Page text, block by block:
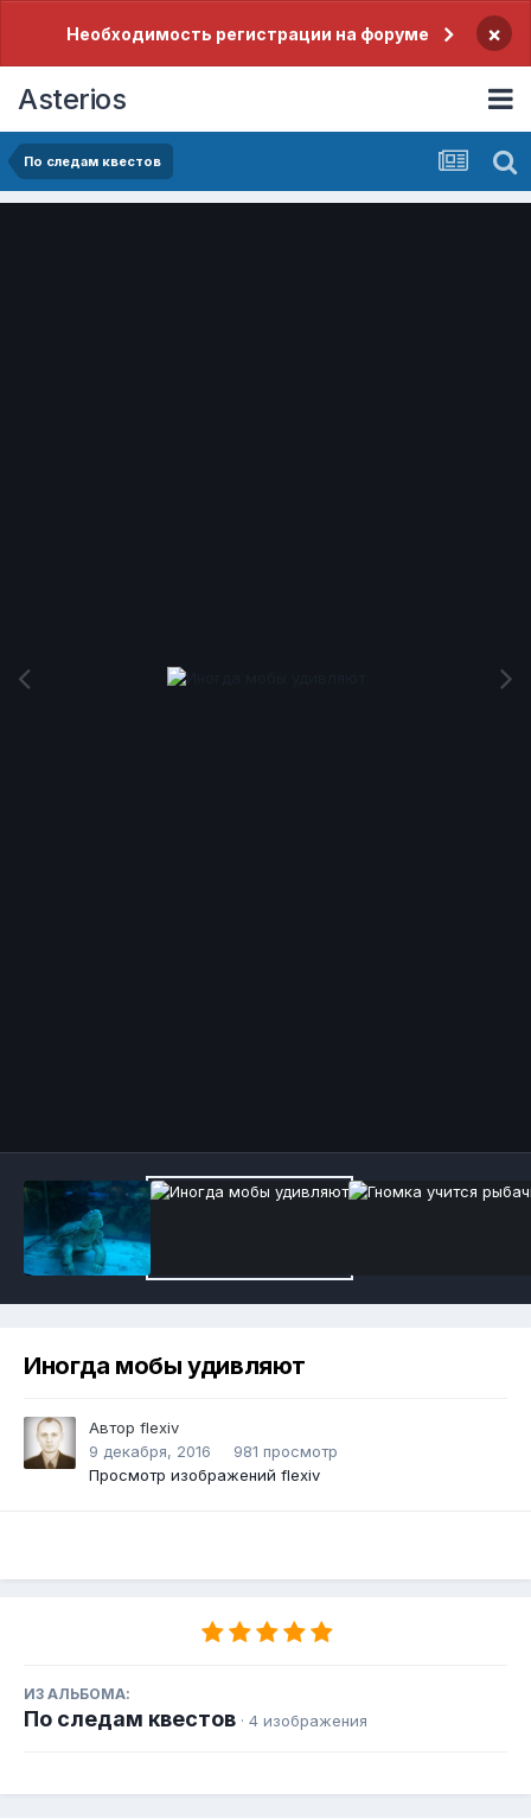
Необходимость регистрации на форуме ×
Asterios
По следам квестов
Иногда мобы удивляют
Автор flexiv
9 декабря, 2016
981 просмотр
Просмотр изображений flexiv
ИЗ АЛЬБОМА:
По следам квестов · 4 изображения